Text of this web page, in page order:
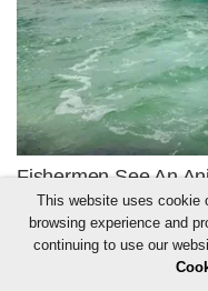
This website uses cookie
browsing experience and
continuing to use our